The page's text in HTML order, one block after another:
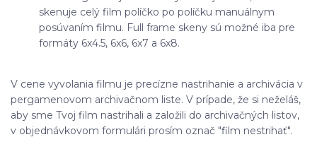
skenuje celý film políčko po políčku manuálnym
posúvaním filmu. Full frame skeny sú možné iba pre
formáty 6x4.5, 6x6, 6x7 a 6x8.
V cene vyvolania filmu je precízne nastrihanie a archivácia v
pergamenovom archivačnom liste. V prípade, že si neželáš,
aby sme Tvoj film nastrihali a založili do archivačných listov,
v objednávkovom formulári prosím označ "film nestrihať".